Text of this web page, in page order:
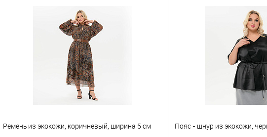
Ремень из экокожи, коричневый, ширина 5 см Пояс - шнур из экокожи,